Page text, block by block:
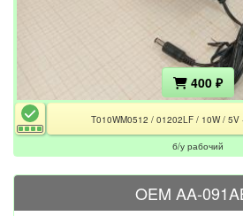
400 ₽
T010WM0512 / 01202LF / 10W / 5V
б/у рабочий
OEM AA-